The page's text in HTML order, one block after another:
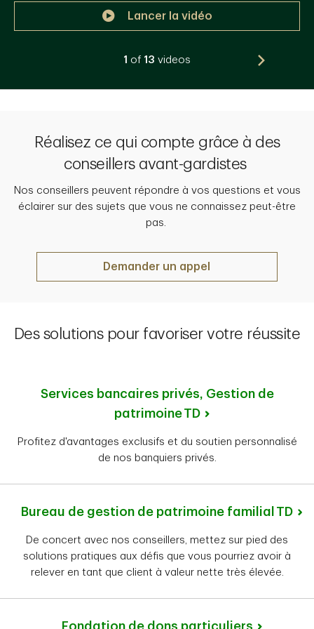
Lancer la vidéo
Lancer la vidéo
Lancer la vidéo
Lancer la vidéo
Lancer la vidéo
Lancer la vidéo
Lancer la vidéo
Lancer la vidéo
Lancer la vidéo
Lancer la vidéo
Lancer la vidéo
Lancer la vidéo
Lancer la vidéo
1 of 13 videos
Réalisez ce qui compte grâce à des
conseillers avant-gardistes
Nos conseillers peuvent répondre à vos questions et vous
éclairer sur des sujets que vous ne connaissez peut-être
pas.
Demander un appel
Des solutions pour favoriser votre réussite
Services bancaires privés, Gestion de
patrimoine TD
Profitez d'avantages exclusifs et du soutien personnalisé
de nos banquiers privés.
Bureau de gestion de patrimoine familial TD
De concert avec nos conseillers, mettez sur pied des
solutions pratiques aux défis que vous pourriez avoir à
relever en tant que client à valeur nette très élevée.